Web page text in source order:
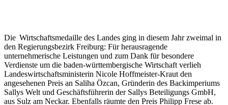
Die Wirtschaftsmedaille des Landes ging in diesem Jahr zweimal in
den Regierungsbezirk Freiburg: Für herausragende
unternehmerische Leistungen und zum Dank für besondere
Verdienste um die baden-württembergische Wirtschaft verlieh
Landeswirtschaftsministerin Nicole Hoffmeister-Kraut den
angesehenen Preis an Saliha Özcan, Gründerin des Backimperiums
Sallys Welt und Geschäftsführerin der Sallys Beteiligungs GmbH,
aus Sulz am Neckar. Ebenfalls räumte den Preis Philipp Frese ab.